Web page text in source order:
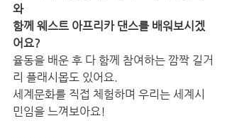
와
함께 웨스트 아프리카 댄스를 배워보시겠
어요?
율동을 배운 후 다 함께 참여하는 깜짝 길거
리 플래시몹도 있어요.
세계문화를 직접 체험하며 우리는 세계시
민임을 느껴보아요!